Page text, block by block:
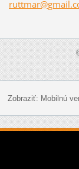
ruttmar@
Zobraziť: Mobilnú